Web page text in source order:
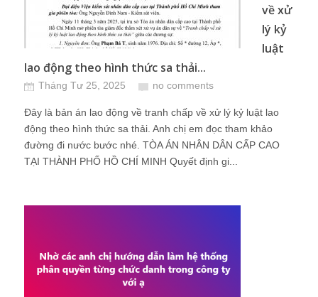
về xử
lý kỷ
luật
lao động theo hình thức sa thải...
Tháng Tư 25, 2025 no comments
Đây là bản án lao động về tranh chấp về xử lý kỷ luật lao
động theo hình thức sa thải. Anh chị em đọc tham khảo
đường đi nước bước nhé. TÒA ÁN NHÂN DÂN CẤP CAO
TẠI THÀNH PHỐ HỒ CHÍ MINH Quyết định gi...